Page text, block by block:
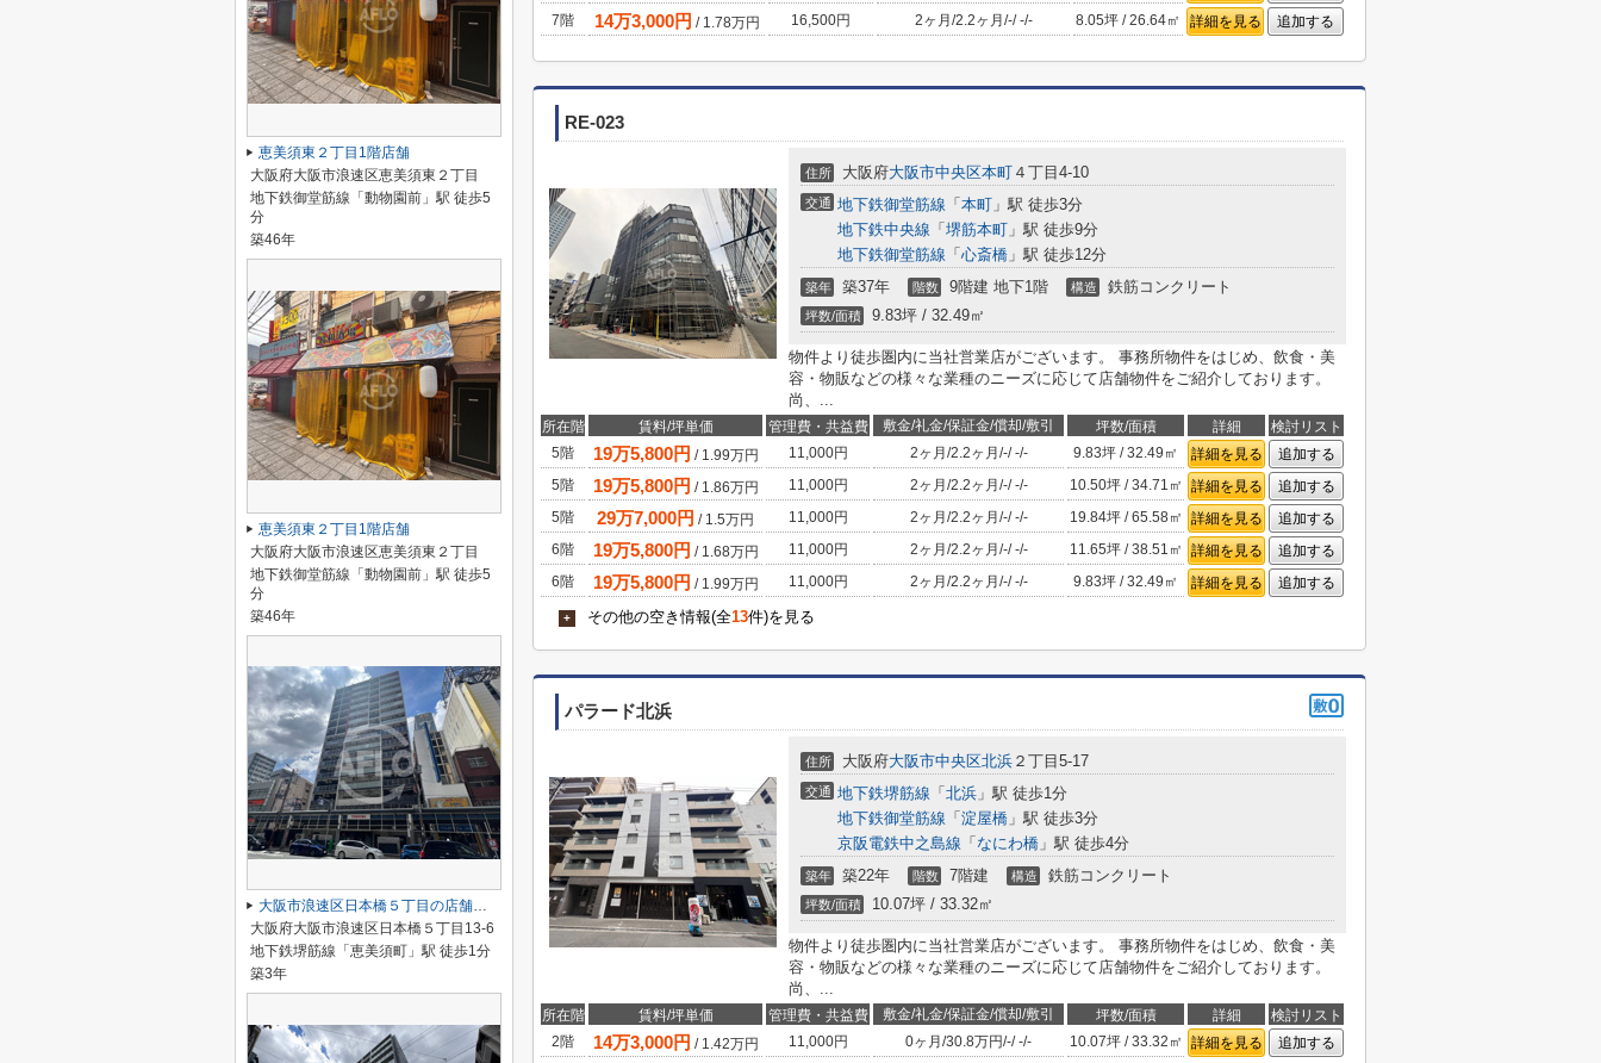
7階
14万3,000円 / 1.78万円 16,500円 2ヶ月 /2.2ヶ月 /-/-/- 8.05坪 / 26.64㎡ 詳細を見る 追加する
RE-023
住所 大阪府大阪市中央区本町 ４丁目4-10
交通 地下鉄御堂筋線 「 本町 」駅 徒歩3分
地下鉄中央線 「 堺筋本町 」駅 徒歩9分
地下鉄御堂筋線 「 心斎橋 」駅 徒歩12分
築年 築37年 階数 9階建 地下1階 構造 鉄筋コンクリート
坪数/面積 9.83坪 / 32.49㎡
物件より徒歩圏内に当社営業店がございます。 事務所物件をはじめ、飲食・美
容・物販などの様々な業種のニーズに応じて店舗物件をご紹介しております。
尚、...
所在階 賃料/坪単価 管理費・共益費 敷金/礼金/保証金/償却/敷引 坪数/面積 詳細
検討リスト
5階
19万5,800円 / 1.99万円 11,000円 2ヶ月 /2.2ヶ月 /-/-/- 9.83坪 / 32.49㎡ 詳細を見る
追加する
5階
19万5,800円 / 1.86万円 11,000円 2ヶ月 /2.2ヶ月 /-/-/- 10.50坪 / 34.71㎡ 詳細を見る
追加する
5階
29万7,000円 / 1.5万円 11,000円 2ヶ月 /2.2ヶ月 /-/-/- 19.84坪 / 65.58㎡ 詳細を見る
追加する
6階
19万5,800円 / 1.68万円 11,000円 2ヶ月 /2.2ヶ月 /-/-/- 11.65坪 / 38.51㎡ 詳細を見る
追加する
6階
19万5,800円 / 1.99万円 11,000円 2ヶ月 /2.2ヶ月 /-/-/- 9.83坪 / 32.49㎡ 詳細を見る 追加する
+ その他の空き情報(全13件)を見る
パラード北浜
住所 大阪府大阪市中央区北浜 ２丁目5-17
交通 地下鉄堺筋線 「 北浜 」駅 徒歩1分
地下鉄御堂筋線 「 淀屋橋 」駅 徒歩3分
京阪電鉄中之島線 「 なにわ橋 」駅 徒歩4分
築年 築22年 階数 7階建 構造 鉄筋コンクリート
坪数/面積 10.07坪 / 33.32㎡
物件より徒歩圏内に当社営業店がございます。 事務所物件をはじめ、飲食・美
容・物販などの様々な業種のニーズに応じて店舗物件をご紹介しております。
尚、...
所在階 賃料/坪単価 管理費・共益費 敷金/礼金/保証金/償却/敷引 坪数/面積 詳細
検討リスト
2階
14万3,000円 / 1.42万円 11,000円 0ヶ月 /30.8万円/-/-/- 10.07坪 / 33.32㎡ 詳細を見る 追加する
恵美須東２丁目1階店舗
大阪府大阪市浪速区恵美須東２丁目
地下鉄御堂筋線「動物園前」駅 徒歩5
分
築46年
恵美須東２丁目1階店舗
大阪府大阪市浪速区恵美須東２丁目
地下鉄御堂筋線「動物園前」駅 徒歩5
分
築46年
大阪市浪速区日本橋５丁目の店舗一部
大阪府大阪市浪速区日本橋５丁目13-6
地下鉄堺筋線「恵美須町」駅 徒歩1分
築3年